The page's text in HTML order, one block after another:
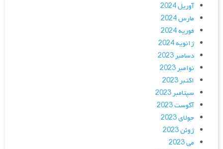
آوریل 2024
مارس 2024
فوریه 2024
ژانویه 2024
دسامبر 2023
نوامبر 2023
اکتبر 2023
سپتامبر 2023
آگوست 2023
جولای 2023
ژوئن 2023
می 2023